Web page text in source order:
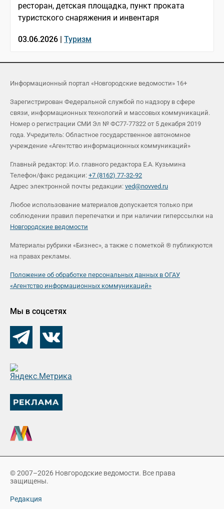
ресторан, детская площадка, пункт проката
туристского снаряжения и инвентаря
03.06.2026 | Туризм
Информационный портал «Новгородские ведомости» 16+
Зарегистрирован Федеральной службой по надзору в сфере
связи, информационных технологий и массовых коммуникаций.
Номер о регистрации СМИ Эл № ФС77-77322 от 5 декабря 2019
года. Учредитель: Областное государственное автономное
учреждение «Агентство информационных коммуникаций»
Главный редактор: И.о. главного редактора Е.А. Кузьмина
Телефон/факс редакции: +7 (8162) 77-32-92
Адрес электронной почты редакции: ved@novved.ru
Любое использование материалов допускается только при
соблюдении правил перепечатки и при наличии гиперссылки на
Новгородские ведомости
Материалы рубрики «Бизнес», а также с пометкой ® публикуются
на правах рекламы.
Положение об обработке персональных данных в ОГАУ
«Агентство информационных коммуникаций»
Мы в соцсетях
© 2007–2026 Новгородские ведомости. Все права
защищены.
Редакция